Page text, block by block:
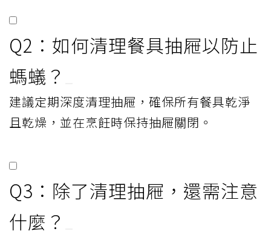
Q2：如何清理餐具抽屜以防止
螞蟻？
建議定期深度清理抽屜，確保所有餐具乾淨
且乾燥，並在烹飪時保持抽屜關閉。
Q3：除了清理抽屜，還需注意
什麼？